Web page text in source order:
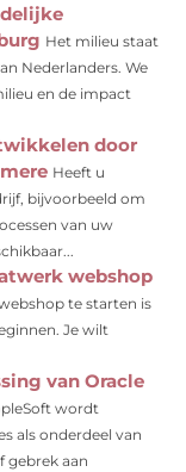
Het milieu staat
Nederlanders. We
en de impact
door
Heeft u
bijvoorbeeld om
van uw
webshop
te starten is
Je wilt
van Oracle
wordt
als onderdeel van
gebrek aan